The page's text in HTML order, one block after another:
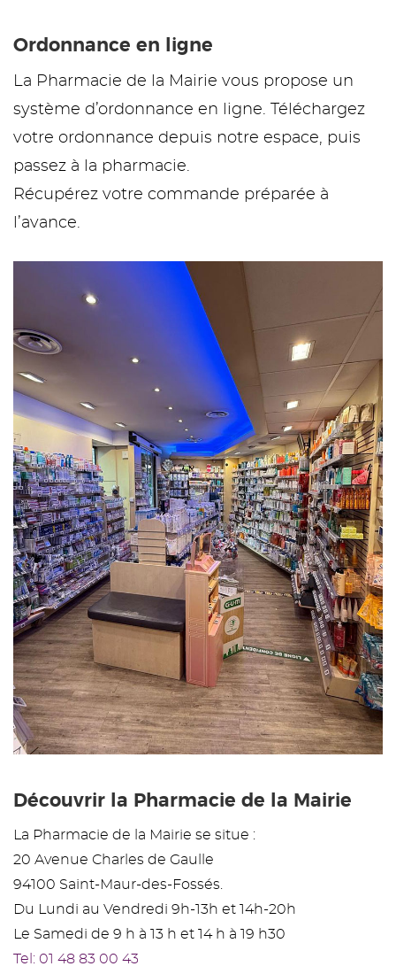
Ordonnance en ligne
La Pharmacie de la Mairie vous propose un
système d’ordonnance en ligne. Téléchargez
votre ordonnance depuis notre espace, puis
passez à la pharmacie.
Récupérez votre commande préparée à
l’avance.
Découvrir la Pharmacie de la Mairie
La Pharmacie de la Mairie se situe :
20 Avenue Charles de Gaulle
94100 Saint-Maur-des-Fossés.
Du Lundi au Vendredi 9h-13h et 14h-20h
Le Samedi de 9 h à 13 h et 14 h à 19 h30
Tel: 01 48 83 00 43